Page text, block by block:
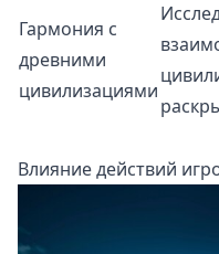
Гармония с
древними
цивилизациями
Влияние действий